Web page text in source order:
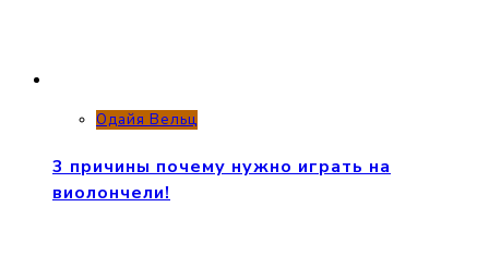
Одайя Вельц
3 причины почему нужно играть на
виолончели!